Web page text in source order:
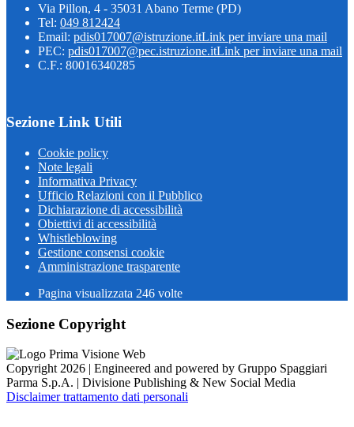
Via Pillon, 4 - 35031 Abano Terme (PD)
Tel: 049 812424
Email: pdis017007@istruzione.itLink per inviare una mail
PEC: pdis017007@pec.istruzione.itLink per inviare una mail
C.F.: 80016340285
Sezione Link Utili
Cookie policy
Note legali
Informativa Privacy
Ufficio Relazioni con il Pubblico
Dichiarazione di accessibilità
Obiettivi di accessibilità
Whistleblowing
Gestione consensi cookie
Amministrazione trasparente
Pagina visualizzata 246 volte
Sezione Copyright
Copyright 2026 | Engineered and powered by Gruppo Spaggiari
Parma S.p.A. | Divisione Publishing & New Social Media
Disclaimer trattamento dati personali